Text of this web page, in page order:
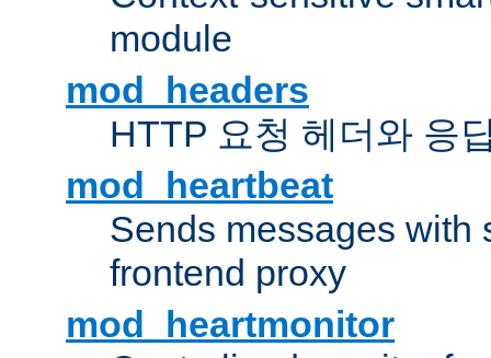
module
mod_headers
HTTP 요청 헤더와 응
mod_heartbeat
Sends messages with
frontend proxy
mod_heartmonitor